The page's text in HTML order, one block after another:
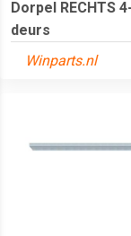
Dorpel RECHTS 4-
deurs
Winparts.nl